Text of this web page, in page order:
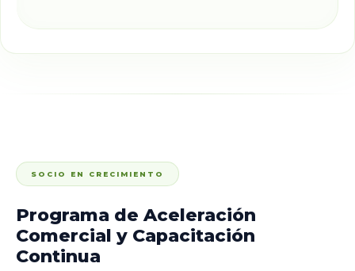
SOCIO EN CRECIMIENTO
Programa de Aceleración
Comercial y Capacitación
Continua